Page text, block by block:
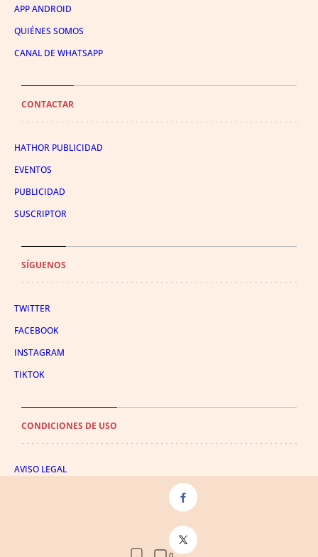
APP ANDROID
QUIÉNES SOMOS
CANAL DE WHATSAPP
CONTACTAR
HATHOR PUBLICIDAD
EVENTOS
PUBLICIDAD
SUSCRIPTOR
SÍGUENOS
TWITTER
FACEBOOK
INSTAGRAM
TIKTOK
CONDICIONES DE USO
AVISO LEGAL